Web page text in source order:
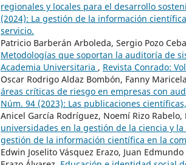
regionales y locales para el desarrollo
(2024): La gestión de la información
servicio.
Patricio Barberán Arboleda, Sergio Pozo
Metodologías que soportan la auditoría de
Academia Universitaria , Revista Conrado:
Oscar Rodrigo Aldaz Bombón, Fanny
áreas críticas de riesgo en empresas con
Núm. 94 (2023): Las publicaciones
Anicel García Rodríguez, Noemí Rizo
universidades en la gestión de la ciencia y
gestión de la información científica en la
Edwin Joselito Vásquez Erazo, Juan